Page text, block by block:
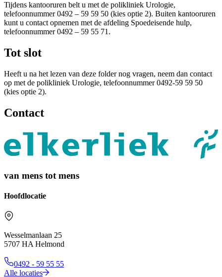
Tijdens kantooruren belt u met de polikliniek Urologie,
telefoonnummer 0492 – 59 59 50 (kies optie 2). Buiten kantooruren
kunt u contact opnemen met de afdeling Spoedeisende hulp,
telefoonnummer 0492 – 59 55 71.
Tot slot
Heeft u na het lezen van deze folder nog vragen, neem dan contact
op met de polikliniek Urologie, telefoonnummer 0492-59 59 50
(kies optie 2).
Contact
van mens tot mens
Hoofdlocatie
Wesselmanlaan 25
5707 HA Helmond
0492 - 59 55 55
Alle locaties